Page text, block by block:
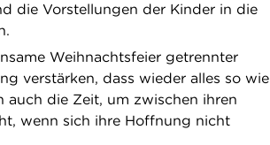
die Vorstellungen der Kinder in die
Weihnachtsfeier getrennter
verstärken, dass wieder alles so wie
die Zeit, um zwischen ihren
wenn sich ihre Hoffnung nicht